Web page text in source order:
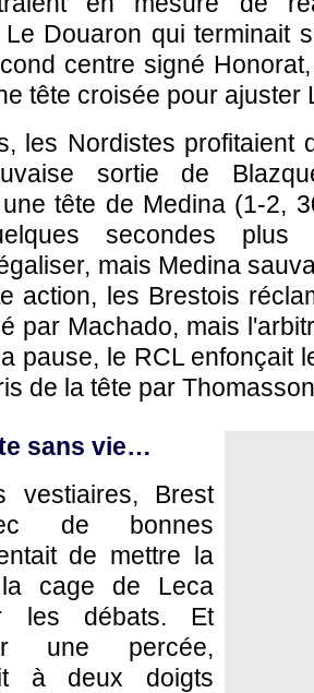
Le Douaron qui terminait
centre signé
tête croisée pour ajuster
les Nordistes profitaient
sortie de
tête de Medina (1-2,
secondes plus
mais Medina
action, les Brestois
par Machado, mais
pause, le RCL enfonçait
de la tête par
sans vie…
vestiaires, Brest
de bonnes
de mettre la
cage de Leca
les débats. Et
une percée,
à deux doigts